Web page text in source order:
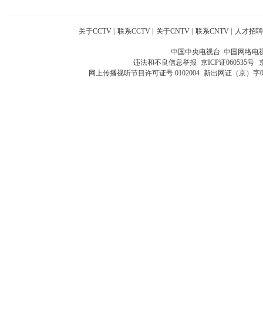
关于CCTV | 联系CCTV | 关于CNTV | 联系CNTV | 人才招聘
中国中央电视台 中国网络电
违法和不良信息举报 京ICP证060535号
网上传播视听节目许可证号 0102004 新出网证（京）